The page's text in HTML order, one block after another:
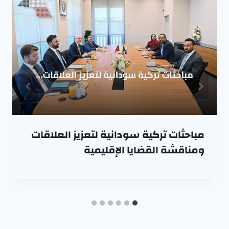
مباحثات تركية سودانية لتعزيز العلاقات
ومناقشة القضايا الإقليمية